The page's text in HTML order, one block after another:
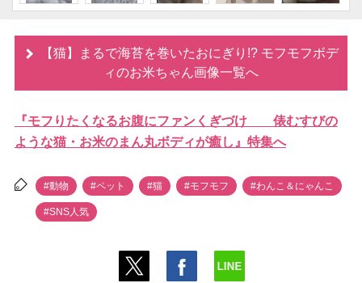
【猫】まるで海苔を巻いたおにぎり!? モフモフボデ
ィのお米ちゃん画像一覧へ
『モフりたくなるお腹にファンくぎづけ 俵むすびの
ような猫・お米のまん丸ボディが癒し』特集へ
#動物 #ペット #猫 #モフモフ #わんこ＆にゃんこ
#SNS人気